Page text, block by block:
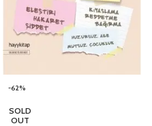
-62%
SOLD
OUT